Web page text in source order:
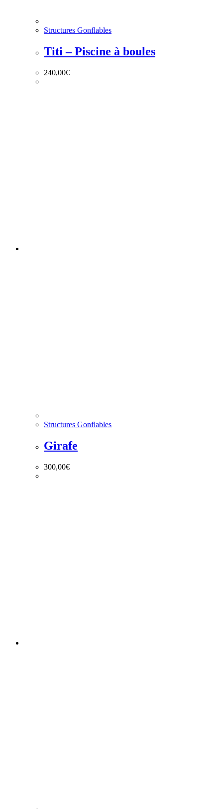
Structures Gonflables
Titi – Piscine à boules
240,00€
Structures Gonflables
Girafe
300,00€